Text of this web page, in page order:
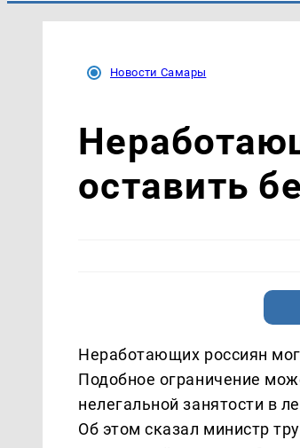
Новости Самары
оставить
Неработающих россиян
Подобное ограничение
нелегальной занятости в
Об этом сказал министр